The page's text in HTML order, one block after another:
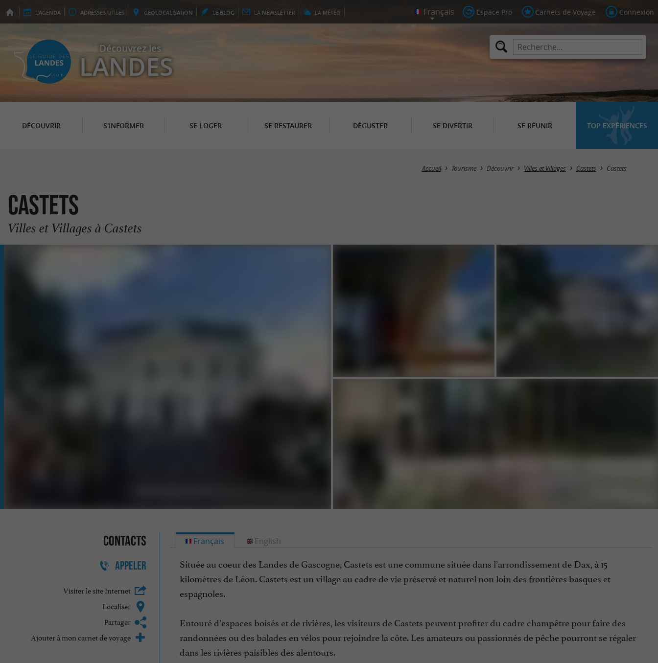
L'AGENDA ADRESSES UTILES GEOLOCALISATION LE BLOG LA NEWSLETTER LA MÉTÉO Espace Pro Carnets de Voyage Connexion
Découvrez les
LANDES
DÉCOUVRIR S'INFORMER SE LOGER SE RESTAURER DÉGUSTER SE DIVERTIR SE RÉUNIR TOP EXPÉRIENCES
Accueil Tourisme Découvrir Villes et Villages Castets Castets
Castets
Villes et Villages à Castets
Contacts
APPELER
Visiter le site Internet
Localiser
Partager
Ajouter à mon carnet de voyage
Français
Située au coeur des Landes de Gascogne, Castets est une commune située dans l’arrondissement de Dax, à 15
kilomètres de Léon. Castets est un village au cadre de vie préservé et naturel non loin des frontières basques et
espagnoles.
Entouré d’espaces boisés et de rivières, les visiteurs de Castets peuvent profiter du cadre champêtre pour faire des
randonnées ou des balades en vélos pour rejoindre la côte. Les amateurs ou passionnés de pêche pourront se régaler
dans les rivières paisibles des alentours.
English